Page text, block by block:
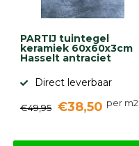
Straatklinkers
Opsluitbanden
Betonbanden
Palissades
Halfverharding
PARTIJ tuintegel
keramiek 60x60x3cm
Hasselt antraciet
Direct leverbaar
€49,95 €38,50 per m2